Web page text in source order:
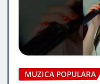
MUZICA POPULARA